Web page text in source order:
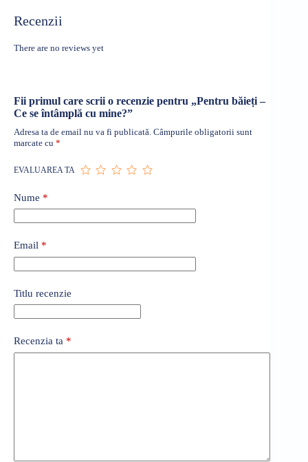
Recenzii
There are no reviews yet
Fii primul care scrii o recenzie pentru „Pentru băieți –
Ce se întâmplă cu mine?”
Adresa ta de email nu va fi publicată. Câmpurile obligatorii sunt
marcate cu *
EVALUAREA TA
Nume *
Email *
Titlu recenzie
Recenzia ta *